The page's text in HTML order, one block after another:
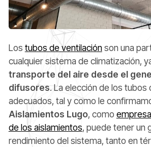
Los tubos de ventilaciónson una
cualquier sistema de climatización,
transporte del aire desde el
difusores. La elección de los tubos
adecuados, tal y como le
Aislamientos Lugo, como
de los aislamientos, puede tener un
rendimiento del sistema, tanto en